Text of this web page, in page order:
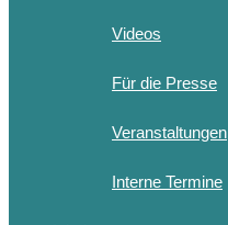
Videos
Für die Presse
Veranstaltungen
Interne Termine